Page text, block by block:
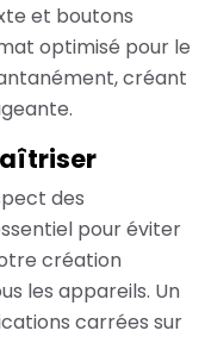
et boutons
optimisé pour le
créant
des
pour éviter
création
les appareils. Un
carrées sur